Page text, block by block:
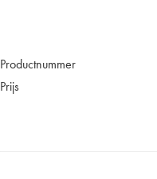
Productnummer
Prijs